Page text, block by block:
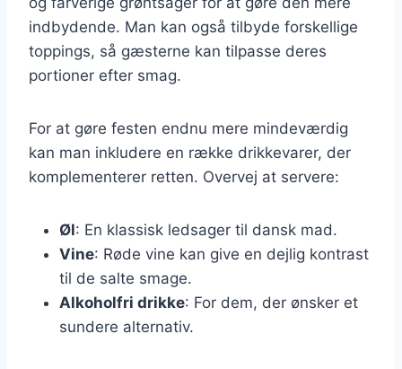
indbydende. Man kan også tilbyde forskellige
toppings, så gæsterne kan tilpasse deres
portioner efter smag.
For at gøre festen endnu mere mindeværdig
kan man inkludere en række drikkevarer, der
komplementerer retten. Overvej at servere:
Øl: En klassisk ledsager til dansk mad.
Vine: Røde vine kan give en dejlig kontrast
til de salte smage.
Alkoholfri drikke: For dem, der ønsker et
sundere alternativ.